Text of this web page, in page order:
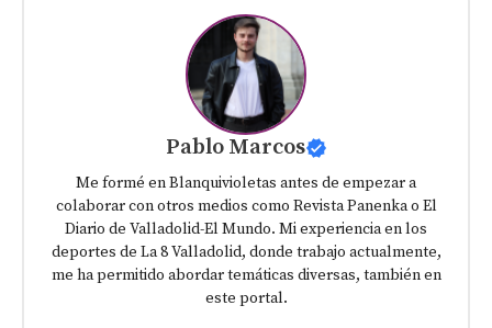
Pablo Marcos
Me formé en Blanquivioletas antes de empezar a
colaborar con otros medios como Revista Panenka o El
Diario de Valladolid-El Mundo. Mi experiencia en los
deportes de La 8 Valladolid, donde trabajo actualmente,
me ha permitido abordar temáticas diversas, también en
este portal.